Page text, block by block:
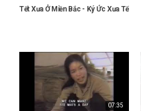
Tết Xưa Ở Miền Bắc - Ký Ức Xưa Tết
07:35